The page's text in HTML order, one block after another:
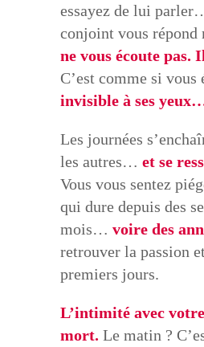
essayez de lui
conjoint vous répond
ne vous écoute pas.
C’est comme si vous
invisible à ses
​Les journées
les autres… et se
Vous vous sentez
qui dure depuis des
mois… voire des
retrouver la passion
premiers jours.
​​L’intimité avec
mort. Le matin ?